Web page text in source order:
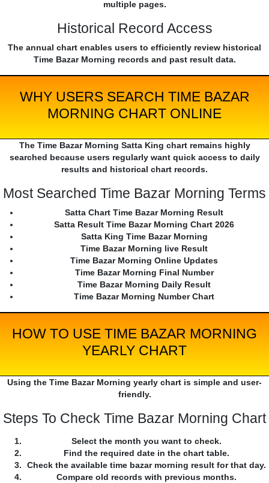
multiple pages.
Historical Record Access
The annual chart enables users to efficiently review historical
Time Bazar Morning records and past result data.
WHY USERS SEARCH TIME BAZAR
MORNING CHART ONLINE
The Time Bazar Morning Satta King chart remains highly
searched because users regularly want quick access to daily
results and historical chart records.
Most Searched Time Bazar Morning Terms
Satta Chart Time Bazar Morning Result
Satta Result Time Bazar Morning Chart 2026
Satta King Time Bazar Morning
Time Bazar Morning live Result
Time Bazar Morning Online Updates
Time Bazar Morning Final Number
Time Bazar Morning Daily Result
Time Bazar Morning Number Chart
HOW TO USE TIME BAZAR MORNING
YEARLY CHART
Using the Time Bazar Morning yearly chart is simple and user-
friendly.
Steps To Check Time Bazar Morning Chart
Select the month you want to check.
Find the required date in the chart table.
Check the available time bazar morning result for that day.
Compare old records with previous months.